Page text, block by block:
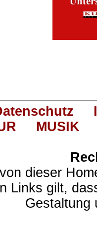
MUSIK
dieser
Links gilt,
Gestaltung